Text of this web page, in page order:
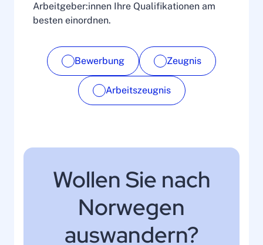
Arbeitgeber:innen Ihre Qualifikationen am
besten einordnen.
Bewerbung Zeugnis
Arbeitszeugnis
Wollen Sie nach
Norwegen
auswandern?